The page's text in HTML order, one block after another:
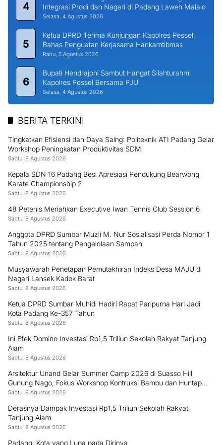
4
Integrasi Prodi dan Nagari di Padang Laweh Malalo
Selasa, 4 Agustus 2026
5
Ketua DPRD Terima Kunjungan Kapolres Pessel,
Bahas Penguatan Kerjasama Hankamtibmas
Rabu, 5 Agustus 2026
6
Bupati Hendrajoni Sambut Hangat Silahturahmi
Kapolres Pessel Bersama PJU
Selasa, 4 Agustus 2026
BERITA TERKINI
Tingkatkan Efisiensi dan Daya Saing: Politeknik ATI Padang Gelar
Workshop Peningkatan Produktivitas SDM
Sabtu, 8 Agustus 2026
Kepala SDN 16 Padang Besi Apresiasi Pendukung Bearwong
Karate Championship 2
Sabtu, 8 Agustus 2026
48 Petenis Meriahkan Executive Iwan Tennis Club Session 6
Sabtu, 8 Agustus 2026
Anggota DPRD Sumbar Muzli M. Nur Sosialisasi Perda Nomor 1
Tahun 2025 tentang Pengelolaan Sampah
Sabtu, 8 Agustus 2026
Musyawarah Penetapan Pemutakhiran Indeks Desa MAJU di
Nagari Lansek Kadok Barat
Sabtu, 8 Agustus 2026
Ketua DPRD Sumbar Muhidi Hadiri Rapat Paripurna Hari Jadi
Kota Padang Ke-357 Tahun
Sabtu, 8 Agustus 2026
Ini Efek Domino Investasi Rp1,5 Triliun Sekolah Rakyat Tanjung
Alam
Sabtu, 8 Agustus 2026
Arsitektur Unand Gelar Summer Camp 2026 di Suasso Hill
Gunung Nago, Fokus Workshop Kontruksi Bambu dan Huntap
Kayu
Sabtu, 8 Agustus 2026
Derasnya Dampak Investasi Rp1,5 Triliun Sekolah Rakyat
Tanjung Alam
Sabtu, 8 Agustus 2026
Padang, Kota yang Lupa pada Dirinya